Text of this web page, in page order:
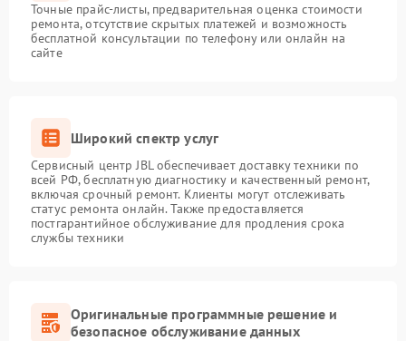
Точные прайс-листы, предварительная оценка стоимости
ремонта, отсутствие скрытых платежей и возможность
бесплатной консультации по телефону или онлайн на
сайте
Широкий спектр услуг
Сервисный центр JBL обеспечивает доставку техники по
всей РФ, бесплатную диагностику и качественный ремонт,
включая срочный ремонт. Клиенты могут отслеживать
статус ремонта онлайн. Также предоставляется
постгарантийное обслуживание для продления срока
службы техники
Оригинальные программные решение и
безопасное обслуживание данных